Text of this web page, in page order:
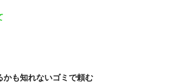
かも知れないゴミで頼む